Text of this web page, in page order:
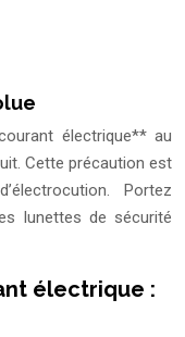
électrique** au
Cette précaution est
Portez
lunettes de sécurité
électrique :